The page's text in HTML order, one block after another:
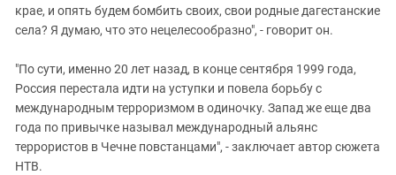
крае, и опять будем бомбить своих, свои родные дагестанские
села? Я думаю, что это нецелесообразно", - говорит он.
"По сути, именно 20 лет назад, в конце сентября 1999 года,
Россия перестала идти на уступки и повела борьбу с
международным терроризмом в одиночку. Запад же еще два
года по привычке называл международный альянс
террористов в Чечне повстанцами", - заключает автор сюжета
НТВ.